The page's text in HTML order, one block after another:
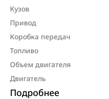
Кузов
Привод
Коробка передач
Топливо
Объем двигателя
Двигатель
Подробнее